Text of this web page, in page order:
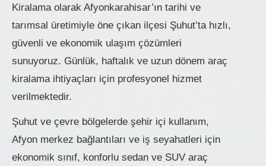
Kiralama olarak Afyonkarahisar’ın tarihi ve
tarımsal üretimiyle öne çıkan ilçesi Şuhut’ta hızlı,
güvenli ve ekonomik ulaşım çözümleri
sunuyoruz. Günlük, haftalık ve uzun dönem araç
kiralama ihtiyaçları için profesyonel hizmet
verilmektedir.
Şuhut ve çevre bölgelerde şehir içi kullanım,
Afyon merkez bağlantıları ve iş seyahatleri için
ekonomik sınıf, konforlu sedan ve SUV araç